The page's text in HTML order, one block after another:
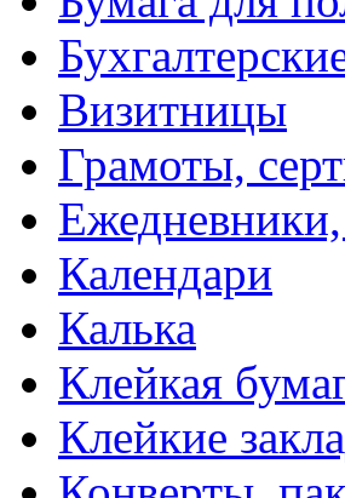
Визитницы
Грамоты,
Календари
Калька
Клейкая
Клейкие